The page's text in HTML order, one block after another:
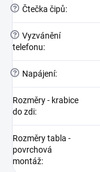
? Čtečka čipů:
? Vyzvánění
telefonu:
? Napájení:
Rozměry - krabice
do zdi:
Rozměry tabla -
povrchová
montáž: